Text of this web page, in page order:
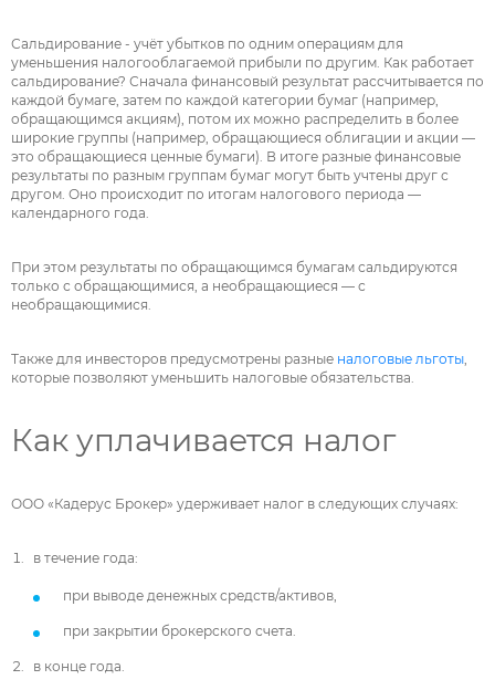
Сальдирование - учёт убытков по одним операциям для
уменьшения налогооблагаемой прибыли по другим. Как работает
сальдирование? Сначала финансовый результат рассчитывается по
каждой бумаге, затем по каждой категории бумаг (например,
обращающимся акциям), потом их можно распределить в более
широкие группы (например, обращающиеся облигации и акции —
это обращающиеся ценные бумаги). В итоге разные финансовые
результаты по разным группам бумаг могут быть учтены друг с
другом. Оно происходит по итогам налогового периода —
календарного года.
При этом результаты по обращающимся бумагам сальдируются
только с обращающимися, а необращающиеся — с
необращающимися.
Также для инвесторов предусмотрены разные налоговые льготы
которые позволяют уменьшить налоговые обязательства.
Как уплачивается налог
ООО «Кадерус Брокер» удерживает налог в следующих случаях:
в течение года:
при выводе денежных средств/активов,
при закрытии брокерского счета.
в конце года.